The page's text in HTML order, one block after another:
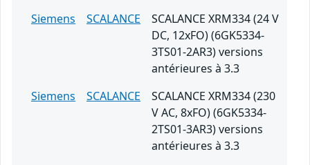
Siemens
SCALANCE
SCALANCE XRM334 (24 V
DC, 12xFO) (6GK5334-
3TS01-2AR3) versions
antérieures à 3.3
Siemens
SCALANCE
SCALANCE XRM334 (230
V AC, 8xFO) (6GK5334-
2TS01-3AR3) versions
antérieures à 3.3